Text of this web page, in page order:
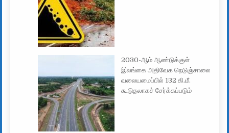
2030-ஆம் ஆண்டுக்குள்
இலங்கை அதிவேக நெடுஞ்சாலை
வலையமைப்பில் 132 கி.மீ.
கூடுதலாகச் சேர்க்கப்படும்